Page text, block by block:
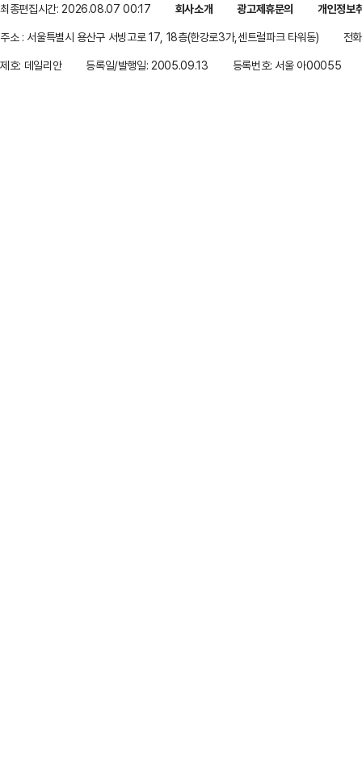
최종편집시간: 2026.08.07 00:17 회사소개 광고제휴문의
개인정보
주소 : 서울특별시 용산구 서빙고로 17, 18층(한강로3가,센트럴파크 타워동)
전
제호: 데일리안
등록일/발행일: 2005.09.13 등록번호: 서울 아00055